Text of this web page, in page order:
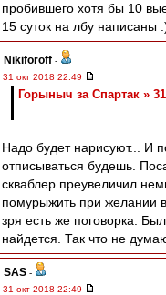
пробившего хотя бы 10
15 суток на лбу написаны
Nikiforoff -
31 окт 2018 22:49
Горыныч за Спартак »
Надо будет нарисуют... И
отписываться будешь.
скваблер преувеличил
помурыжить при желании
зря есть же поговорка.
найдется. Так что не
SAS -
31 окт 2018 22:49